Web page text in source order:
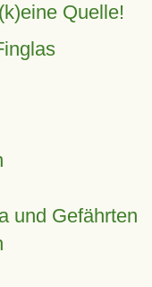
Quelle!
und Gefährten